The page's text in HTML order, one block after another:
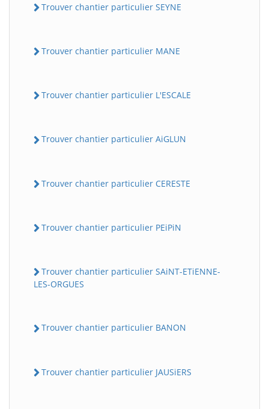
Trouver chantier particulier SEYNE
Trouver chantier particulier MANE
Trouver chantier particulier L'ESCALE
Trouver chantier particulier AiGLUN
Trouver chantier particulier CERESTE
Trouver chantier particulier PEiPiN
Trouver chantier particulier SAiNT-ETiENNE-
LES-ORGUES
Trouver chantier particulier BANON
Trouver chantier particulier JAUSiERS